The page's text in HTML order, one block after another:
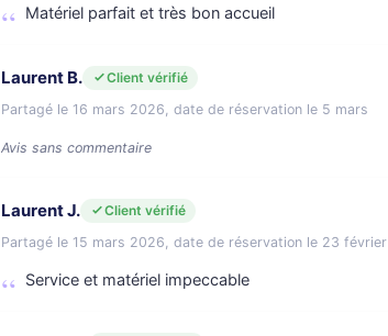
Matériel parfait et très bon accueil
Laurent B.
Client vérifié
Partagé le 16 mars 2026, date de réservation le 5 mars
Avis sans commentaire
Laurent J.
Client vérifié
Partagé le 15 mars 2026, date de réservation le 23 février
Service et matériel impeccable